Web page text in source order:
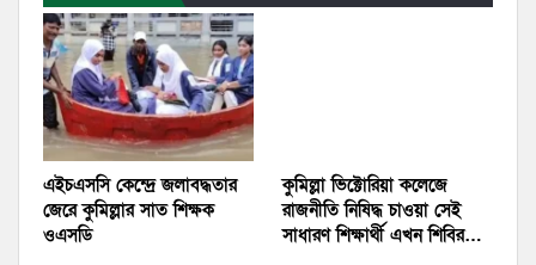
এইচএসসি কেন্দ্রে জলাবদ্ধতার
জেরে কুমিল্লার সাত শিক্ষক
ওএসডি
কুমিল্লা ভিক্টোরিয়া কলেজে
রাজনীতি নিষিদ্ধ চাওয়া সেই
সাধারণ শিক্ষার্থী এখন শিবির…